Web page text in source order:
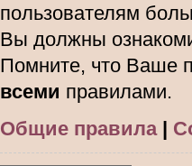
пользователям
Вы должны
Помните, что Ваше
всеми правилами.
Общие правила|